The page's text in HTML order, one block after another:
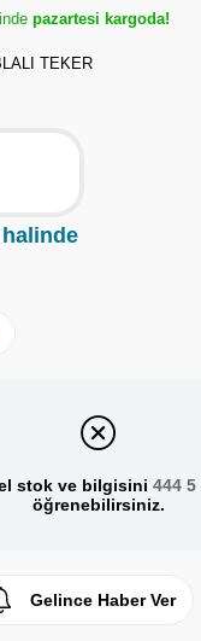
pazartesi kargoda!
TEKER
stok ve bilgisini 444 5
öğrenebilirsiniz.
Gelince Haber Ver